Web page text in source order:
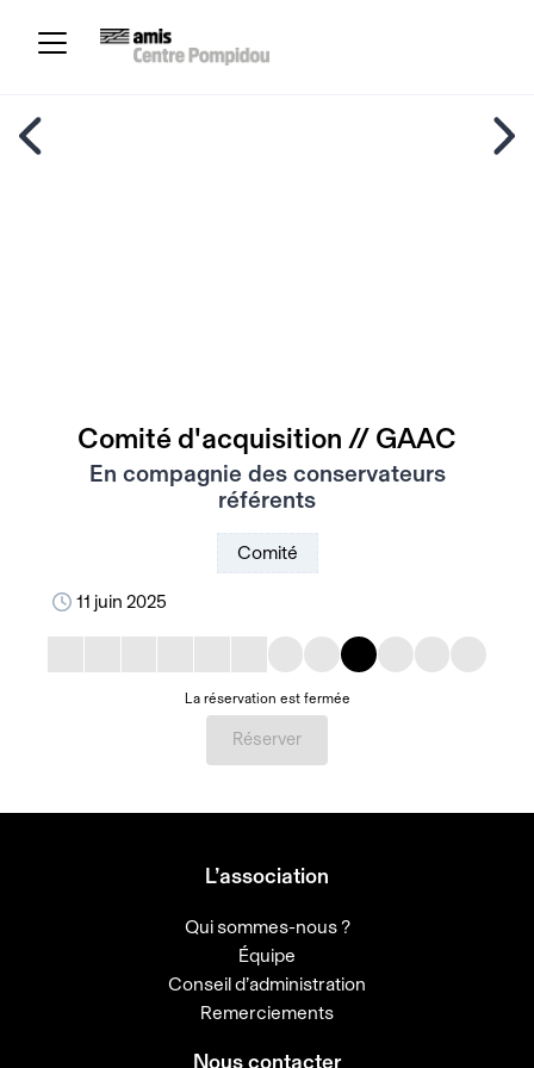
Comité d'acquisition // GAAC
En compagnie des conservateurs
référents
Comité
11 juin 2025
La réservation est fermée
Réserver
L’association
Qui sommes-nous ?
Équipe
Conseil d’administration
Remerciements
Nous contacter